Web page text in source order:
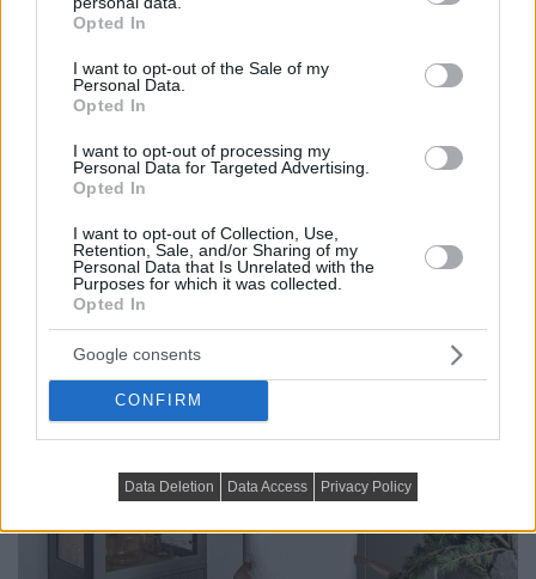
grant or deny consent to Google and its third-party tags to
use your data for below specified purposes in below Google
consent section.
Opted In
I want to opt-out of the Sale of my
Personal Data.
Opted In
I want to opt-out of processing my
Personal Data for Targeted Advertising.
Opted In
I want to opt-out of Collection, Use,
Retention, Sale, and/or Sharing of my
Personal Data that Is Unrelated with the
Purposes for which it was collected.
Opted In
Google consents
CONFIRM
Data Deletion Data Access Privacy Policy